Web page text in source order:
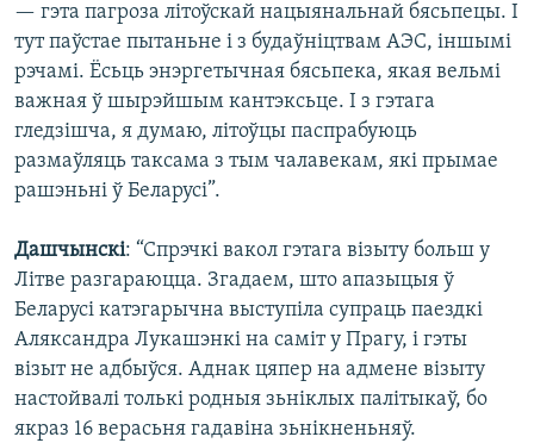
— гэта пагроза літоўскай нацыянальнай бясьпецы. І
тут паўстае пытаньне і з будаўніцтвам АЭС, іншымі
рэчамі. Ёсьць энэргетычная бясьпека, якая вельмі
важная ў шырэйшым кантэксьце. І з гэтага
гледзішча, я думаю, літоўцы паспрабуюць
размаўляць таксама з тым чалавекам, які прымае
рашэньні ў Беларусі”.
Дашчынскі: “Спрэчкі вакол гэтага візыту больш у
Літве разгараюцца. Згадаем, што апазыцыя ў
Беларусі катэгарычна выступіла супраць паездкі
Аляксандра Лукашэнкі на саміт у Прагу, і гэты
візыт не адбыўся. Аднак цяпер на адмене візыту
настойвалі толькі родныя зьніклых палітыкаў, бо
якраз 16 верасьня гадавіна зьнікненьняў.